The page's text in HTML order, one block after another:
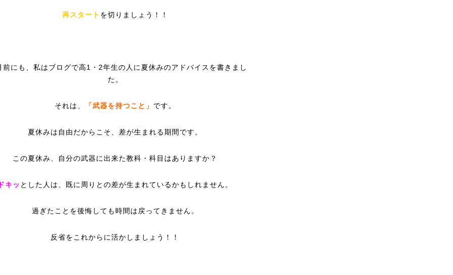
再スタート を切りましょう！！
前にも、私はブログで高1・2年生の人に夏休みのアドバイスを書きまし
た。
それは、 「武器を持つこと」 です。
夏休みは自由だからこそ、差が生まれる期間です。
この夏休み、自分の武器に出来た教科・科目はありますか？
キッ とした人は、既に周りとの差が生まれているかもしれません。
過ぎたことを後悔しても時間は戻ってきません。
反省をこれからに活かしましょう！！